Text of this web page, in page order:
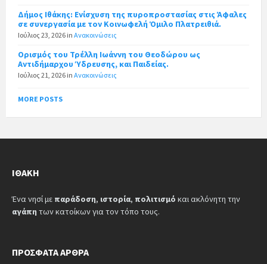
Δήμος Ιθάκης: Ενίσχυση της πυροπροστασίας στις Άφαλες
σε συνεργασία με τον Κοινωφελή Όμιλο Πλατρειθιά.
Ιούλιος 23, 2026 in Ανακοινώσεις
Ορισμός του Τρέλλη Ιωάννη του Θεοδώρου ως
Αντιδήμαρχου Ύδρευσης, και Παιδείας.
Ιούλιος 21, 2026 in Ανακοινώσεις
MORE POSTS
ΙΘΆΚΗ
Ένα νησί με παράδοση, ιστορία, πολιτισμό και ακλόνητη την
αγάπη των κατοίκων για τον τόπο τους.
ΠΡΌΣΦΑΤΑ ΆΡΘΡΑ